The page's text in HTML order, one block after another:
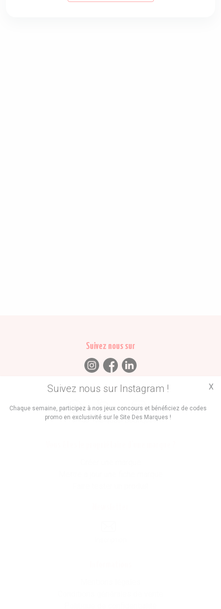
Suivez nous sur Instagram !
Chaque semaine, participez à nos jeux concours et bénéficiez de codes
promo en exclusivité sur le Site Des Marques !
X
Suivez nous sur
Trouvez des
Promos Marques Boutiques